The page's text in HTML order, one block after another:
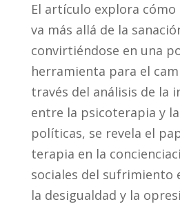
e
o
k
t
t
e
r
t
r
e
s
t
i
l
El artículo explora
va más allá de la
convirtiéndose en una
herramienta para el
través del análisis de la
entre la psicoterapia y
políticas, se revela el
terapia en la
sociales del sufrimiento
la desigualdad y la